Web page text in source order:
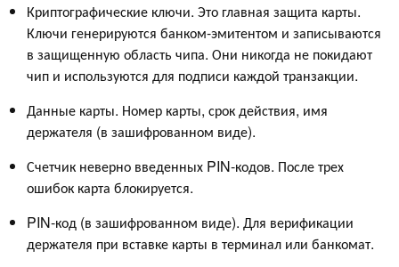
Криптографические ключи. Это главная защита карты.
Ключи генерируются банком-эмитентом и записываются
в защищенную область чипа. Они никогда не покидают
чип и используются для подписи каждой транзакции.
Данные карты. Номер карты, срок действия, имя
держателя (в зашифрованном виде).
Счетчик неверно введенных PIN-кодов. После трех
ошибок карта блокируется.
PIN-код (в зашифрованном виде). Для верификации
держателя при вставке карты в терминал или банкомат.